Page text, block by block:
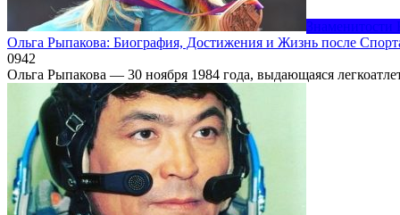
Знаменитости
Ольга Рыпакова: Биография, Достижения и Жизнь после
0942
Ольга Рыпакова — 30 ноября 1984 года, выдающаяся